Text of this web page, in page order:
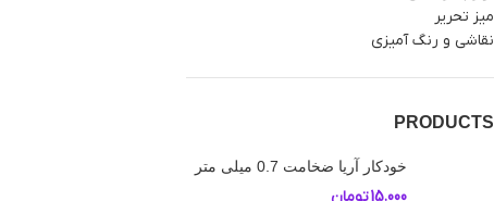
میز تحریر
نقاشی و رنگ آمیزی
PRODUCTS
خودکار آریا ضخامت 0.7 میلی متر